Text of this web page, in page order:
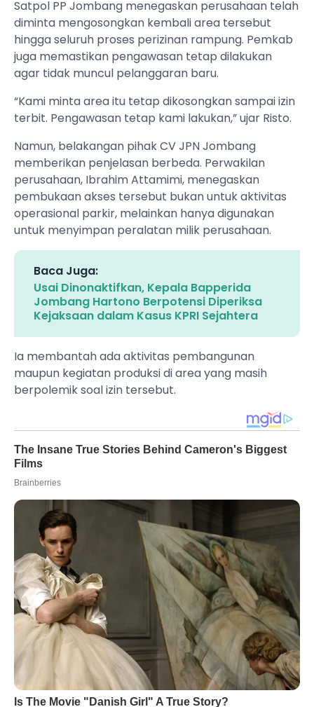
Satpol PP Jombang menegaskan perusahaan telah
diminta mengosongkan kembali area tersebut
hingga seluruh proses perizinan rampung. Pemkab
juga memastikan pengawasan tetap dilakukan
agar tidak muncul pelanggaran baru.
“Kami minta area itu tetap dikosongkan sampai izin
terbit. Pengawasan tetap kami lakukan,” ujar Risto.
Namun, belakangan pihak CV JPN Jombang
memberikan penjelasan berbeda. Perwakilan
perusahaan, Ibrahim Attamimi, menegaskan
pembukaan akses tersebut bukan untuk aktivitas
operasional parkir, melainkan hanya digunakan
untuk menyimpan peralatan milik perusahaan.
Baca Juga:
Usai Dinonaktifkan, Kepala Bapperida
Jombang Hartono Berpotensi Diperiksa
Kejaksaan dalam Kasus KPRI Sejahtera
Ia membantah ada aktivitas pembangunan
maupun kegiatan produksi di area yang masih
berpolemik soal izin tersebut.